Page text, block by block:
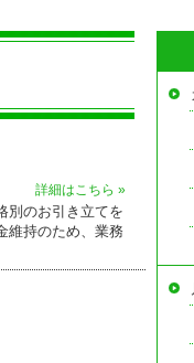
詳細はこちら »
別のお引き立てを
維持のため、業務